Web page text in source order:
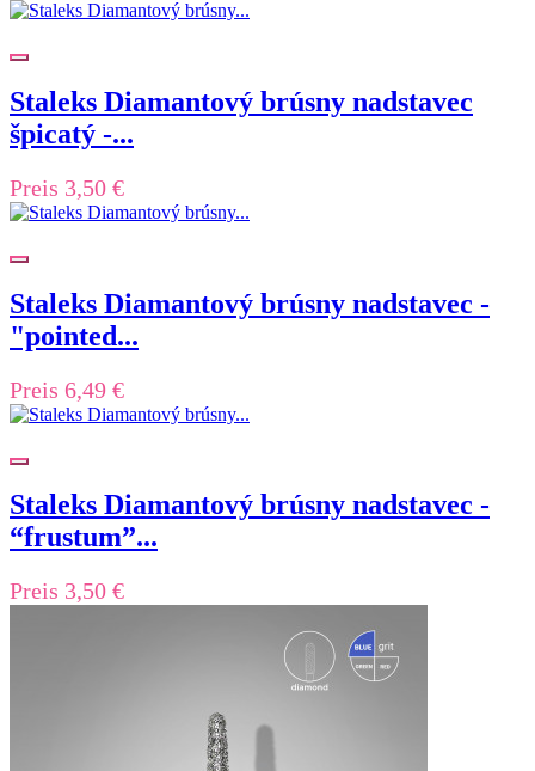
Staleks Diamantový brúsny nadstavec
špicatý -...
Preis 3,50 €
Staleks Diamantový brúsny nadstavec -
"pointed...
Preis 6,49 €
Staleks Diamantový brúsny nadstavec -
“frustum”...
Preis 3,50 €